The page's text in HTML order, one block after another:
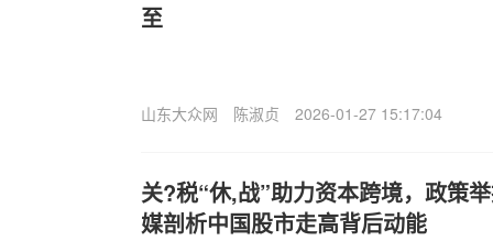
至
山东大众网 陈淑贞 2026-01-27 15:17:04
关?税“休,战”助力资本跨境，政策
媒剖析中国股市走高背后动能